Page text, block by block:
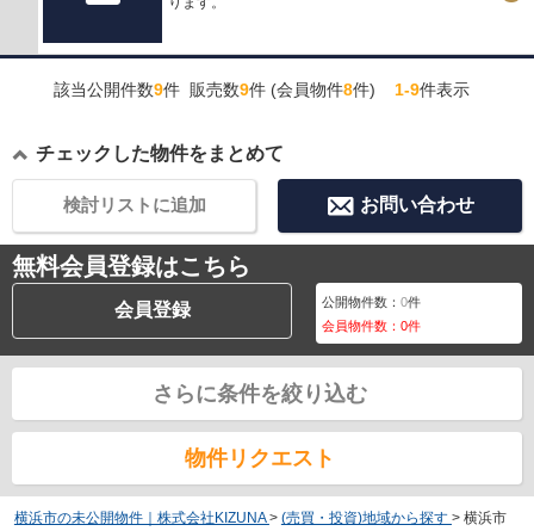
該当公開件数9件 販売数9件 (会員物件8件) 1-9件表示
チェックした物件をまとめて
お問い合わせ
検討リストに追加
無料会員登録はこちら
会員登録 公開物件数：0件
会員物件数：0件
さらに条件を絞り込む
物件リクエスト
横浜市の未公開物件｜株式会社KIZUNA > (売買・投資)地域から探す > 横浜市